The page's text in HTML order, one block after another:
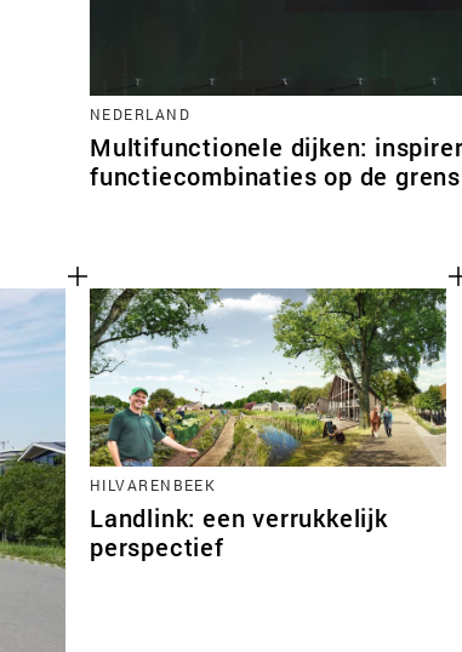
NEDERLAND
Multifunctionele dijken:
functiecombinaties op de
HILVARENBEEK
Landlink: een verrukkelijk
perspectief